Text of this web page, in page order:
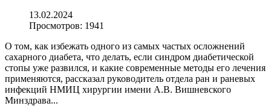
13.02.2024
Просмотров: 1941
О том, как избежать одного из самых частых осложнений
сахарного диабета, что делать, если синдром диабетической
стопы уже развился, и какие современные методы его лечения
применяются, рассказал руководитель отдела ран и раневых
инфекций НМИЦ хирургии имени А.В. Вишневского
Минздрава...